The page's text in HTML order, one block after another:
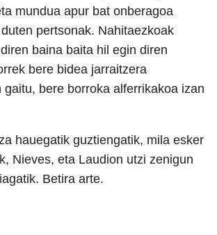
mundua apur bat onberagoa
pertsonak. Nahitaezkoak
baina baita hil egin diren
bere bidea jarraitzera
gaitu, bere borroka alferrikakoa izan
hauegatik guztiengatik, mila esker
Nieves, eta Laudion utzi zenigun
Betira arte.